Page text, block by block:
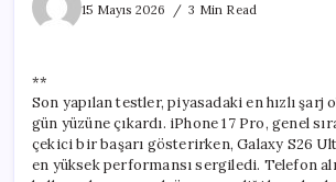
15 Mayıs 2026
3 Min Read
**
Son yapılan testler, piyasadaki en hızlı şarj
gün yüzüne çıkardı. iPhone 17 Pro, genel
çekici bir başarı gösterirken, Galaxy S26
en yüksek performansı sergiledi. Telefon